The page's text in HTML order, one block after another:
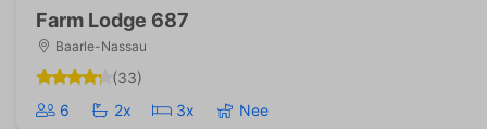
Farm Lodge 687
Baarle-Nassau
(33)
6
2x 3x Nee